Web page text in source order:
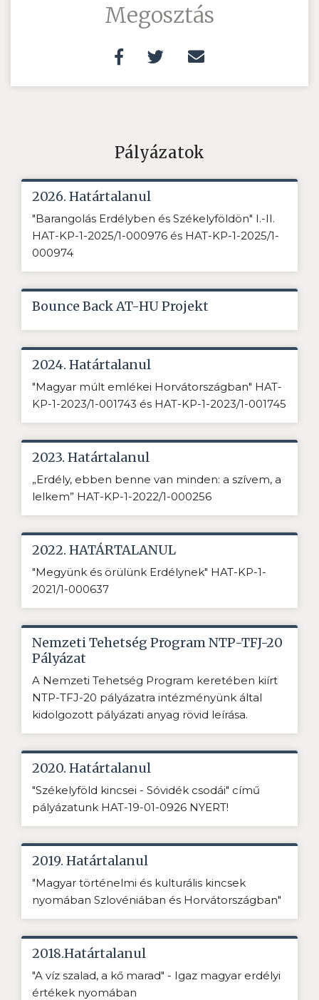
Megosztás
Pályázatok
2026. Határtalanul
"Barangolás Erdélyben és Székelyföldön" I.-II.
HAT-KP-1-2025/1-000976 és HAT-KP-1-2025/1-
000974
Bounce Back AT-HU Projekt
2024. Határtalanul
"Magyar múlt emlékei Horvátországban" HAT-
KP-1-2023/1-001743 és HAT-KP-1-2023/1-001745
2023. Határtalanul
„Erdély, ebben benne van minden: a szívem, a
lelkem” HAT-KP-1-2022/1-000256
2022. HATÁRTALANUL
"Megyünk és örülünk Erdélynek" HAT-KP-1-
2021/1-000637
Nemzeti Tehetség Program NTP-TFJ-20
Pályázat
A Nemzeti Tehetség Program keretében kiírt
NTP-TFJ-20 pályázatra intézményünk által
kidolgozott pályázati anyag rövid leírása.
2020. Határtalanul
"Székelyföld kincsei - Sóvidék csodái" című
pályázatunk HAT-19-01-0926 NYERT!
2019. Határtalanul
"Magyar történelmi és kulturális kincsek
nyomában Szlovéniában és Horvátországban"
2018.Határtalanul
"A víz szalad, a kő marad" - Igaz magyar erdélyi
értékek nyomában